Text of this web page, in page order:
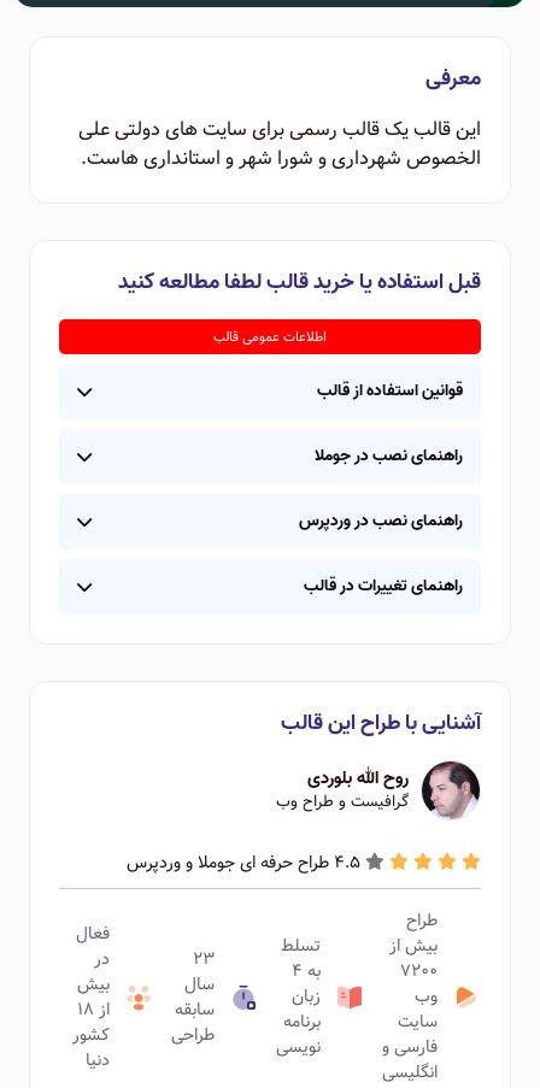
معرفی
این قالب یک قالب رسمی برای سایت های دولتی علی
الخصوص شهرداری و شورا شهر و استانداری هاست.
قبل استفاده یا خرید قالب لطفا مطالعه کنید
اطلاعات عمومی قالب
قوانین استفاده از قالب
راهنمای نصب در جوملا
راهنمای نصب در وردپرس
راهنمای تغییرات در قالب
آشنایی با طراح این قالب
روح الله بلوردی
گرافیست و طراح وب
4.5 طراح حرفه ای جوملا و وردپرس
طراح
بیش از
۷۲۰۰
وب
سایت
فارسی و
انگلیسی
تسلط
به ۴
زبان
برنامه
نویسی
۲۳
سال
سابقه
طراحی
فعال
در
بیش
از ۱۸
کشور
دنیا